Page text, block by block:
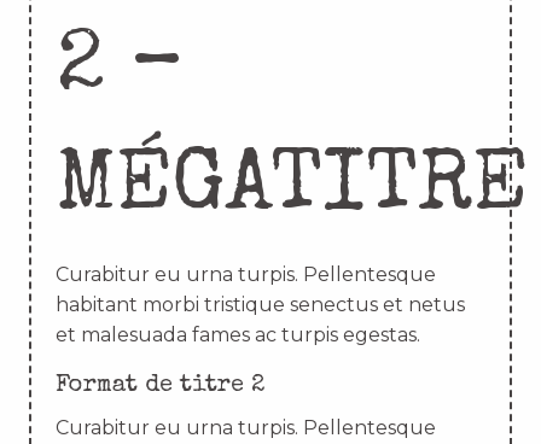
2 –
MÉGATITRE
Curabitur eu urna turpis. Pellentesque
habitant morbi tristique senectus et netus
et malesuada fames ac turpis egestas.
Format de titre 2
Curabitur eu urna turpis. Pellentesque